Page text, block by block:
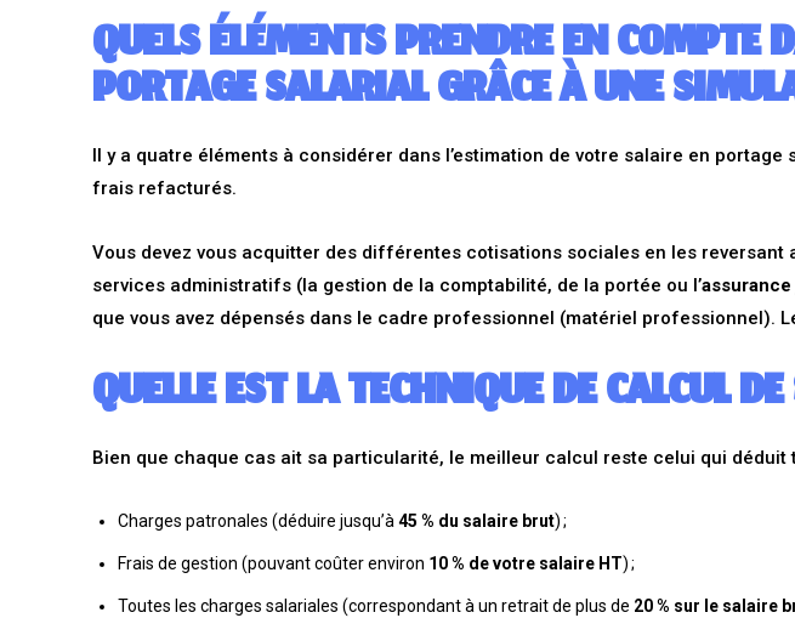
QUELS ÉLÉMENTS PRENDRE EN COMPTE
PORTAGE SALARIAL GRÂCE À UNE
Il y a quatre éléments à considérer dans l’estimation de votre salaire en portage
frais refacturés.
Vous devez vous acquitter des différentes cotisations sociales en les
services administratifs (la gestion de la comptabilité, de la portée ou l’
que vous avez dépensés dans le cadre professionnel (matériel professionnel).
QUELLE EST LA TECHNIQUE DE CALCUL
Bien que chaque cas ait sa particularité, le meilleur calcul reste celui qui
Charges patronales (déduire jusqu’à 45 % du salaire brut) ;
Frais de gestion (pouvant coûter environ 10 % de votre salaire HT) ;
Toutes les charges salariales (correspondant à un retrait de plus de 20 % sur le salaire